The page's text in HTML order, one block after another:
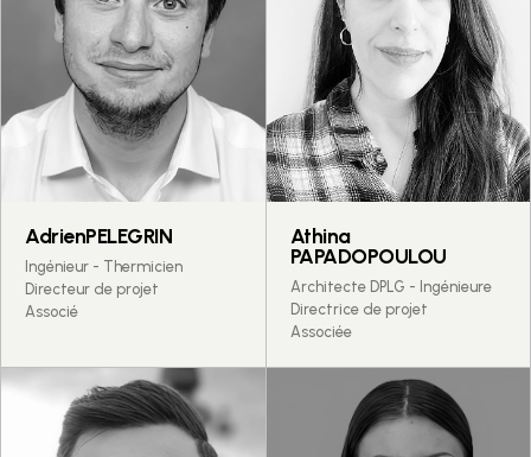
AdrienPELEGRIN
Ingénieur - Thermicien
Directeur de projet
Associé
Athina
PAPADOPOULOU
Architecte DPLG - Ingénieure
Directrice de projet
Associée